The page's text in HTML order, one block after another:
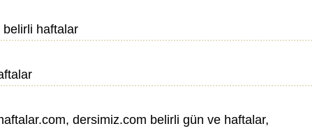
belirli haftalar
dersimiz.com belirli gün ve haftalar,